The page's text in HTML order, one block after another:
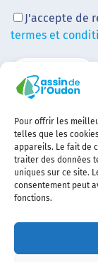
Pour offrir les
telles que les
appareils. Le fait de
traiter des données
uniques sur ce site.
consentement peut
fonctions.
J'accepte de
termes et